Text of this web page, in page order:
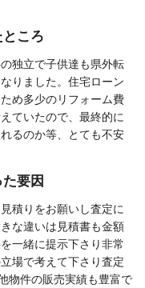
ころ
独立で子供達も県外転
りました。住宅ローン
め多少のリフォーム費
ていたので、最終的に
るのか等、とても不安
要因
積りをお願いし査定に
な違いは見積書も金額
一緒に提示下さり非常
場で考えて下さり査定
物件の販売実績も豊富で